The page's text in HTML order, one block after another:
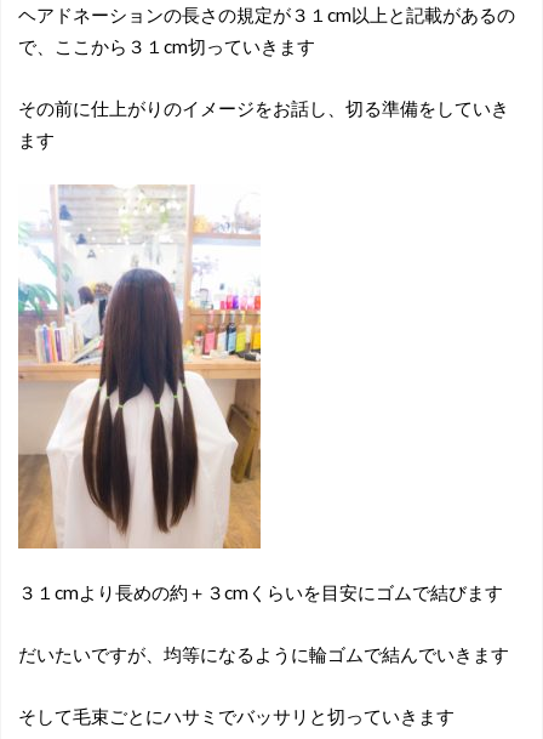
ヘアドネーションの長さの規定が３１cm以上と記載があるの
で、ここから３１cm切っていきます
その前に仕上がりのイメージをお話し、切る準備をしていき
ます
３１cmより長めの約＋３cmくらいを目安にゴムで結びます
だいたいですが、均等になるように輪ゴムで結んでいきます
そして毛束ごとにハサミでバッサリと切っていきます